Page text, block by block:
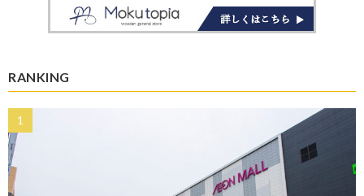
RANKING